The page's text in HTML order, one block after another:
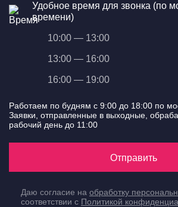
Удобное время для звонка (по
времени)
10:00 — 13:00
13:00 — 16:00
16:00 — 19:00
Работаем по будням с 9:00 до 18:00 по
Заявки, отправленные в выходные,
рабочий день до 11:00
Отправить
Даю согласие на обработку
соответствии с Политикой